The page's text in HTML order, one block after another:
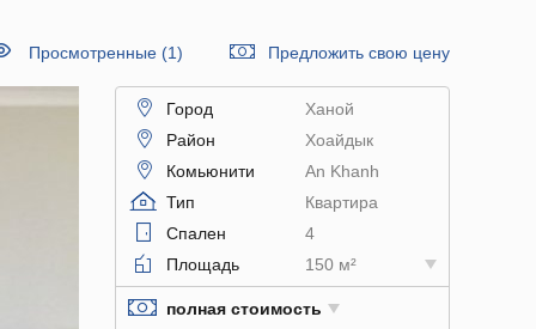
Просмотренные (1) Предложить свою цену
Город
Ханой
Район
Хоайдык
Комьюнити
An Khanh
Тип
Квартира
Спален
4
Площадь
150 м²
полная стоимость